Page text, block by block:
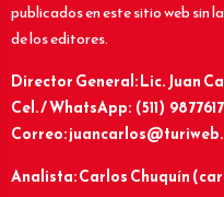
publicados en este sitio web sin
de los editores.
Director General: Lic.Juan
Cel. / WhatsApp: (511)
Correo:
Analista: Carlos Chuquín